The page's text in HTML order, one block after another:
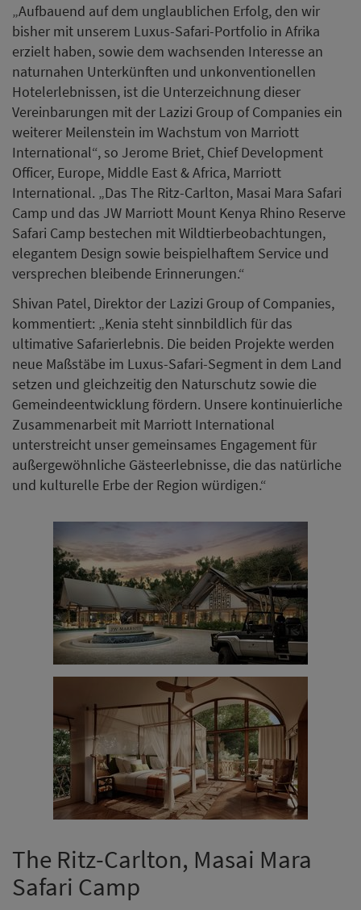
„Aufbauend auf dem unglaublichen Erfolg, den wir
bisher mit unserem Luxus-Safari-Portfolio in Afrika
erzielt haben, sowie dem wachsenden Interesse an
naturnahen Unterkünften und unkonventionellen
Hotelerlebnissen, ist die Unterzeichnung dieser
Vereinbarungen mit der Lazizi Group of Companies ein
weiterer Meilenstein im Wachstum von Marriott
International“, so Jerome Briet, Chief Development
Officer, Europe, Middle East & Africa, Marriott
International. „Das The Ritz-Carlton, Masai Mara Safari
Camp und das JW Marriott Mount Kenya Rhino Reserve
Safari Camp bestechen mit Wildtierbeobachtungen,
elegantem Design sowie beispielhaftem Service und
versprechen bleibende Erinnerungen.“
Shivan Patel, Direktor der Lazizi Group of Companies,
kommentiert: „Kenia steht sinnbildlich für das
ultimative Safarierlebnis. Die beiden Projekte werden
neue Maßstäbe im Luxus-Safari-Segment in dem Land
setzen und gleichzeitig den Naturschutz sowie die
Gemeindeentwicklung fördern. Unsere kontinuierliche
Zusammenarbeit mit Marriott International
unterstreicht unser gemeinsames Engagement für
außergewöhnliche Gästeerlebnisse, die das natürliche
und kulturelle Erbe der Region würdigen.“
The Ritz-Carlton, Masai Mara
Safari Camp